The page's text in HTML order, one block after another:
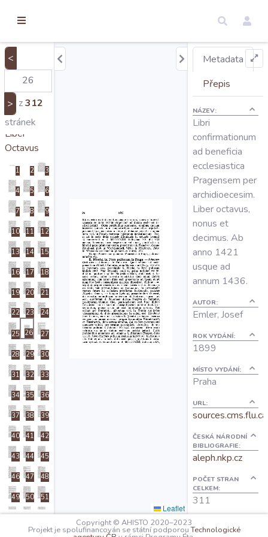
Úvod
Edice
Hledat
Mapy
O projektu
Autoři
Nápověda
<
> z312
stránek
Praefatio
V VI
Liber
Octavus
1 2 3
4 5 6
7 8 9
10 11 12
13 14 15
16 17 18
19 20 21
22 23 24
25 26 27
28 29 30
31 32 33
34 35 36
37 38 39
40 41 42
43 44 45
46 47 48
49 50 51
Leaflet
Metadata
Přepis
NÁZEV:
Libri
confirmationum
ad beneficia
ecclesiastica
Pragensem per
archidioecesim.
Liber octavus,
nonus et
decimus. Ab
anno 1421
usque ad
annum 1436.
AUTOR:
Emler, Josef
ROK VYDÁNÍ:
1899
MÍSTO VYDÁNÍ:
Praha
URL:
ČESKÁ NÁRODNÍ
BIBLIOGRAFIE:
aleph.nkp.cz
POČET STRAN
CELKEM:
311
I: Titulus
Copyright © AHISTO 2020–2023
Projekt je spolufinancován se státní podporouTechnologické